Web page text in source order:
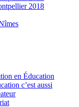
2018
en Éducation
c’est aussi